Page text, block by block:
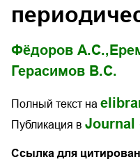
Фёдоров А.С.,
Герасимов В.С.
Полный текст на
Публикация в Journal
Ссылка для